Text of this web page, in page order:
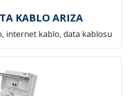
KABLO ARIZA
internet kablo, data kablosu